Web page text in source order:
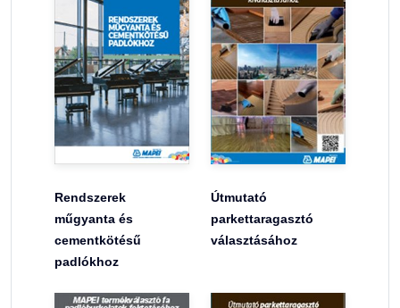
Rendszerek
műgyanta és
cementkötésű
padlókhoz
Útmutató
parkettaragasztó
választásához